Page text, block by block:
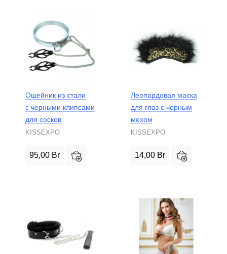
Ошейник из стали
с черными клипсами
для сосков
KISSEXPO
95,00 Br
Леопардовая маска
для глаз с черным
мехом
KISSEXPO
14,00 Br